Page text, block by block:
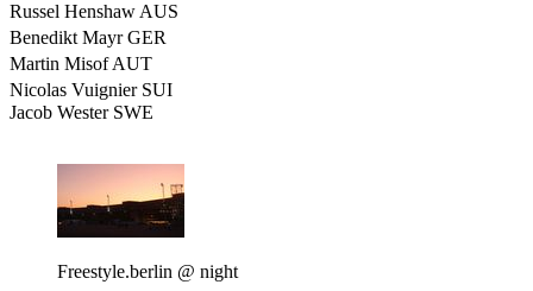
Russel Henshaw AUS
Benedikt Mayr GER
Martin Misof AUT
Nicolas Vuignier SUI
Jacob Wester SWE
Freestyle.berlin @ night